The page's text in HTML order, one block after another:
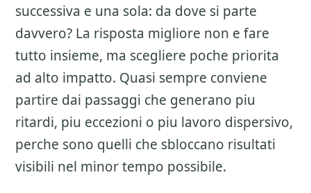
successiva e una sola: da dove si parte
davvero? La risposta migliore non e fare
tutto insieme, ma scegliere poche priorita
ad alto impatto. Quasi sempre conviene
partire dai passaggi che generano piu
ritardi, piu eccezioni o piu lavoro dispersivo,
perche sono quelli che sbloccano risultati
visibili nel minor tempo possibile.